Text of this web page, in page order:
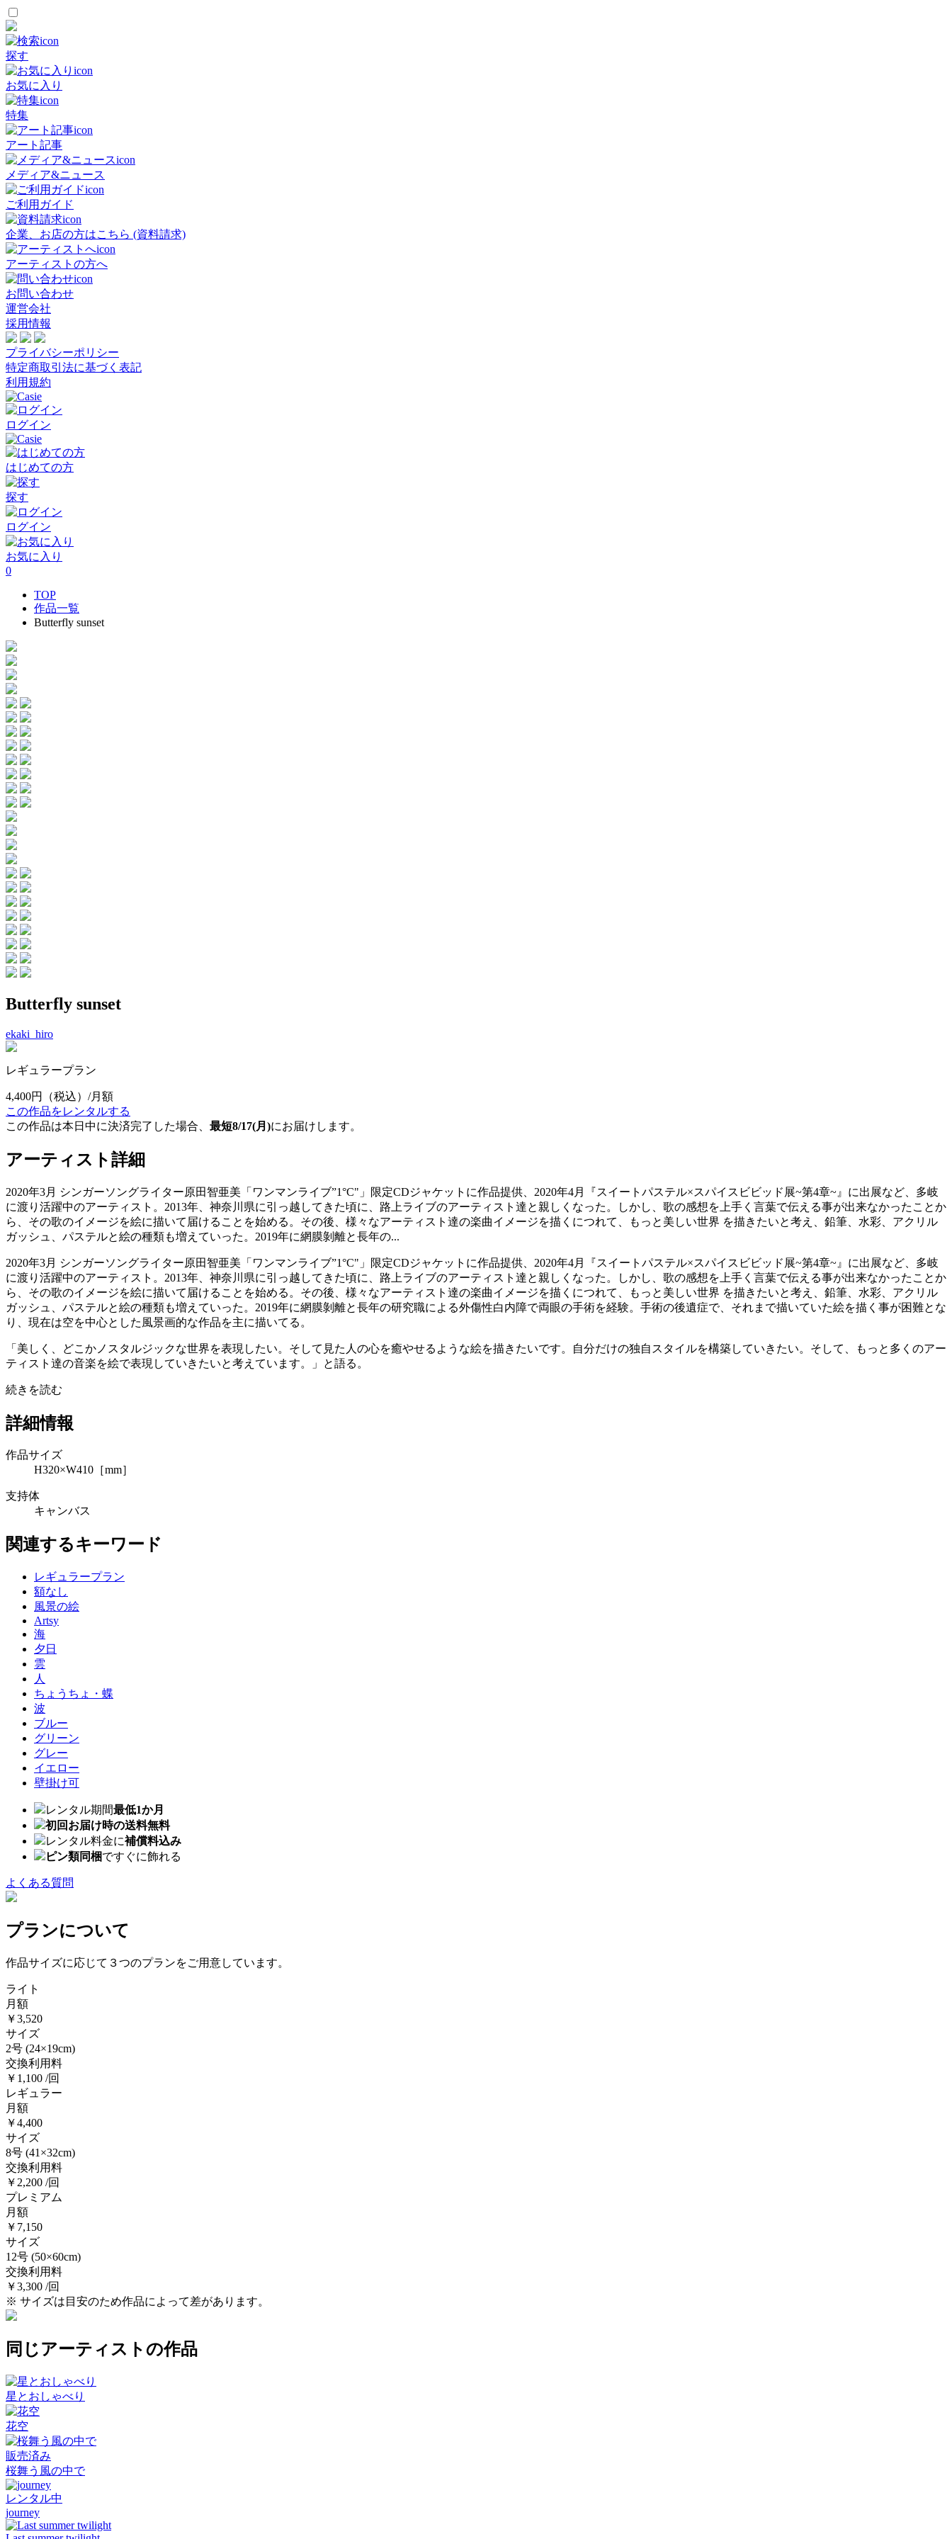
探す
お気に入り
特集
アート記事
メディア&ニュース
ご利用ガイド
企業、お店の方はこちら (資料請求)
アーティストの方へ
お問い合わせ
運営会社
採用情報
プライバシーポリシー
特定商取引法に基づく表記
利用規約
ログイン
はじめての方
探す
ログイン
お気に入り
0
TOP
作品一覧
Butterfly sunset
Butterfly sunset
ekaki_hiro
レギュラープラン
4,400円
（税込）/月額
この作品をレンタルする
この作品は本日中に決済完了した場合、 最短8/17(月)にお届けします。
アーティスト詳細
2020年3月 シンガーソングライター原田智亜美「ワンマンライブ”1°C"」限定CDジャケットに作品提供、2020年4月『スイートパステル×スパイスビビッド展~第4章~』に出展など、多岐
に渡り活躍中のアーティスト。2013年、神奈川県に引っ越してきた頃に、路上ライブのアーティスト達と親しくなった。しかし、歌の感想を上手く言葉で伝える事が出来なかったことか
ら、その歌のイメージを絵に描いて届けることを始める。その後、様々なアーティスト達の楽曲イメージを描くにつれて、もっと美しい世界 を描きたいと考え、鉛筆、水彩、アクリル
ガッシュ、パステルと絵の種類も増えていった。2019年に網膜剝離と長年の...
2020年3月 シンガーソングライター原田智亜美「ワンマンライブ”1°C"」限定CDジャケットに作品提供、2020年4月『スイートパステル×スパイスビビッド展~第4章~』に出展など、多岐
に渡り活躍中のアーティスト。2013年、神奈川県に引っ越してきた頃に、路上ライブのアーティスト達と親しくなった。しかし、歌の感想を上手く言葉で伝える事が出来なかったことか
ら、その歌のイメージを絵に描いて届けることを始める。その後、様々なアーティスト達の楽曲イメージを描くにつれて、もっと美しい世界 を描きたいと考え、鉛筆、水彩、アクリル
ガッシュ、パステルと絵の種類も増えていった。2019年に網膜剝離と長年の研究職による外傷性白内障で両眼の手術を経験。手術の後遺症で、それまで描いていた絵を描く事が困難とな
り、現在は空を中心とした風景画的な作品を主に描いてる。
「美しく、どこかノスタルジックな世界を表現したい。そして見た人の心を癒やせるような絵を描きたいです。自分だけの独自スタイルを構築していきたい。そして、もっと多くのアー
ティスト達の音楽を絵で表現していきたいと考えています。」と語る。
続きを読む
詳細情報
作品サイズ
H320×W410［mm］
支持体
キャンバス
関連するキーワード
レギュラープラン
額なし
風景の絵
Artsy
海
夕日
雲
人
ちょうちょ・蝶
波
ブルー
グリーン
グレー
イエロー
壁掛け可
レンタル期間最低1か月
初回お届け時の送料無料
レンタル料金に補償料込み
ピン類同梱ですぐに飾れる
よくある質問
プランについて
作品サイズに応じて３つのプランをご用意しています。
ライト
月額
￥3,520
サイズ
2号 (24×19cm)
交換利用料
￥1,100 /回
レギュラー
月額
￥4,400
サイズ
8号 (41×32cm)
交換利用料
￥2,200 /回
プレミアム
月額
￥7,150
サイズ
12号 (50×60cm)
交換利用料
￥3,300 /回
※ サイズは目安のため作品によって差があります。
同じアーティストの作品
星とおしゃべり
花空
販売済み
桜舞う風の中で
レンタル中
journey